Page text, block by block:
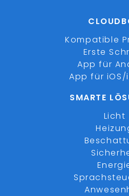
Kompatible
Erste
App für
App für iOS/
SMARTE
Licht